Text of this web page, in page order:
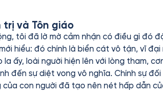
trị và Tôn giáo
tôi đã lờ mờ cảm nhận có điều gì đó
hiểu: đó chính là biển cát vô tận, vĩ
ấy, loài người hiện lên với lòng tham,
đến sự diệt vong vô nghĩa. Chính sự
nên nét hấp dẫn của Dune. Ta sẽ thấy đủ âm mưu, chính trị,